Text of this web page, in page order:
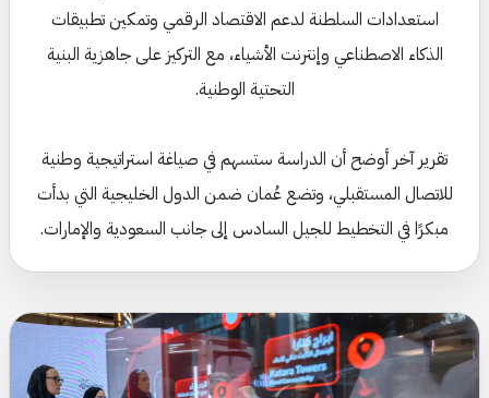
استعدادات السلطنة لدعم الاقتصاد الرقمي وتمكين تطبيقات
الذكاء الاصطناعي وإنترنت الأشياء، مع التركيز على جاهزية البنية
التحتية الوطنية.
تقرير آخر أوضح أن الدراسة ستسهم في صياغة استراتيجية وطنية
للاتصال المستقبلي، وتضع عُمان ضمن الدول الخليجية التي بدأت
مبكرًا في التخطيط للجيل السادس إلى جانب السعودية والإمارات.